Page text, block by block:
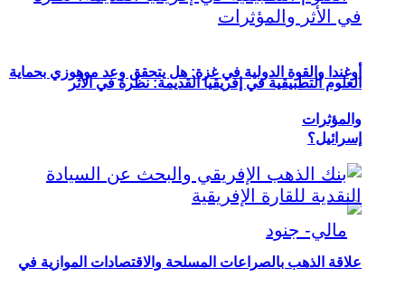
أوغندا والقوة الدولية في غزة: هل يتحقق وعد موهوزي بحماية
إسرائيل؟
العلوم التطبيقية في إفريقيا القديمة: نظرة في الأثر
والمؤثرات
علاقة الذهب بالصراعات المسلحة والاقتصادات الموازية في